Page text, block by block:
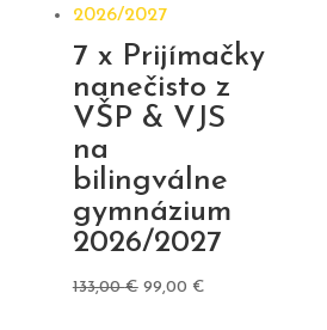
7 x Prijímačky
nanečisto z
VŠP & VJS
na
bilingválne
gymnázium
2026/2027
133,00€ Pôvodná
99,00 €Aktuálna